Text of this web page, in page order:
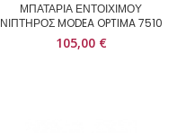
ΜΠΑΤΑΡΙΑ ΕΝΤΟΙΧΙΜΟΥ
ΝΙΠΤΗΡΟΣ MODEA OPTIMA 7510
105,00 €